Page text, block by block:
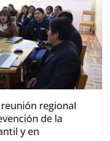
reunión regional
de la
y en